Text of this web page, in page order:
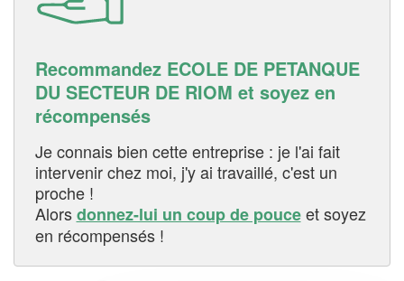
Recommandez ECOLE DE PETANQUE
DU SECTEUR DE RIOM et soyez en
récompensés
Je connais bien cette entreprise : je l'ai fait
intervenir chez moi, j'y ai travaillé, c'est un
proche !
Alorsdonnez-lui un coup de pouceet soyez
en récompensés !